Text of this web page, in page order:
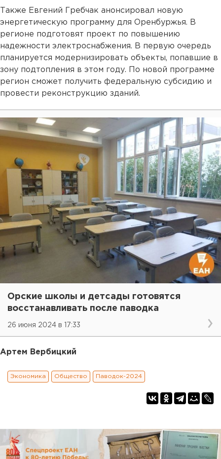
Также Евгений Гребчак анонсировал новую
энергетическую программу для Оренбуржья. В
регионе подготовят проект по повышению
надежности электроснабжения. В первую очередь
планируется модернизировать объекты, попавшие в
зону подтопления в этом году. По новой программе
регион сможет получить федеральную субсидию и
провести реконструкцию зданий.
Орские школы и детсады готовятся
восстанавливать после паводка
26 июня 2024 в 17:33
Артем Вербицкий
Экономика Общество Паводок-2024